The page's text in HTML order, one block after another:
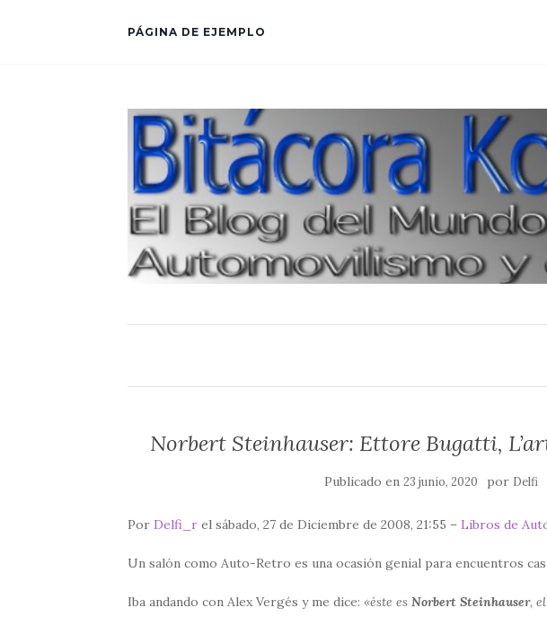
PÁGINA DE EJEMPLO
Norbert Steinhauser: Ettore Bugatti,
Publicado en23 junio, 2020 por Delfi
Por Delfi_r el sábado, 27 de Diciembre de 2008, 21:55 – Libros de
Un salón como Auto-Retro es una ocasión genial para encuentros
Iba andando con Alex Vergés y me dice: «éste es Norbert Steinhauser,